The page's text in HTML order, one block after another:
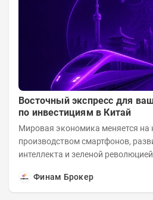
Восточный экспресс для
по инвестициям в Китай
Мировая экономика меняется на
производством смартфонов,
интеллекта и зеленой
Финам Брокер